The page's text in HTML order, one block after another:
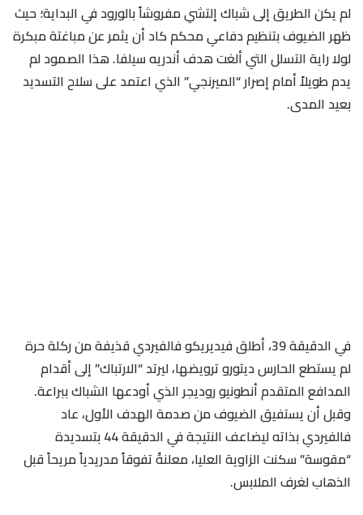
​لم يكن الطريق إلى شباك إلتشي مفروشاً بالورود في البداية؛ حيث
ظهر الضيوف بتنظيم دفاعي محكم كاد أن يثمر عن مباغتة مبكرة
لولا راية التسلل التي ألغت هدف أندريه سيلفا. هذا الصمود لم
يدم طويلاً أمام إصرار “الميرنجي” الذي اعتمد على سلاح التسديد
بعيد المدى.
​في الدقيقة 39، أطلق فيديريكو فالفيردي قذيفة من ركلة حرة
لم يستطع الحارس ديتورو ترويضها، ليرتد “الارتباك” إلى أقدام
المدافع المتقدم أنطونيو روديجر الذي أودعها الشباك ببراعة.
وقبل أن يستفيق الضيوف من صدمة الهدف الأول، عاد
فالفيردي بذاته ليضاعف النتيجة في الدقيقة 44 بتسديدة
“مقوسة” سكنت الزاوية العليا، معلنةً تفوقاً مدريدياً مريحاً قبل
الذهاب لغرف الملابس.